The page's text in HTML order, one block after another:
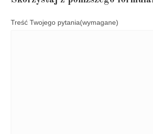
Treść Twojego pytania(wymagane)